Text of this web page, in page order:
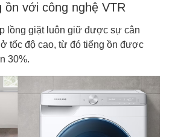
ồn với công nghệ VTR
lồng giặt luôn giữ được sự cân
tốc độ cao, từ đó tiếng ồn được
30%.